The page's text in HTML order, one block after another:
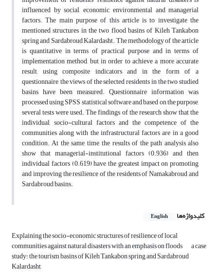
influenced by social, economic, environmental and managerial
factors. The main purpose of this article is to investigate the
mentioned structures in the two flood basins of Kileh Tankabon
spring and Sardabroud Kalardasht. The methodology of the article
is quantitative in terms of practical purpose and in terms of
implementation method, but in order to achieve a more accurate
result, using composite indicators and in the form of a
questionnaire, the views of the selected residents in the two studied
basins have been measured. Questionnaire information was
processed using SPSS statistical software and based on the purpose,
several tests were used. The findings of the research show that the
individual, socio-cultural factors and the competence of the
communities along with the infrastructural factors are in a good
condition. At the same time, the results of the path analysis also
show that managerial-institutional factors (0.936) and then
individual factors (0.619) have the greatest impact on promoting
and improving the resilience of the residents of Namakabroud and
Sardabroud basins.
کلیدواژه‌ها English
Explaining the socio-economic structures of resilience of local
communities against natural disasters with an emphasis on floods a case
study: the tourism basins of Kileh Tankabon spring and Sardabroud
Kalardasht